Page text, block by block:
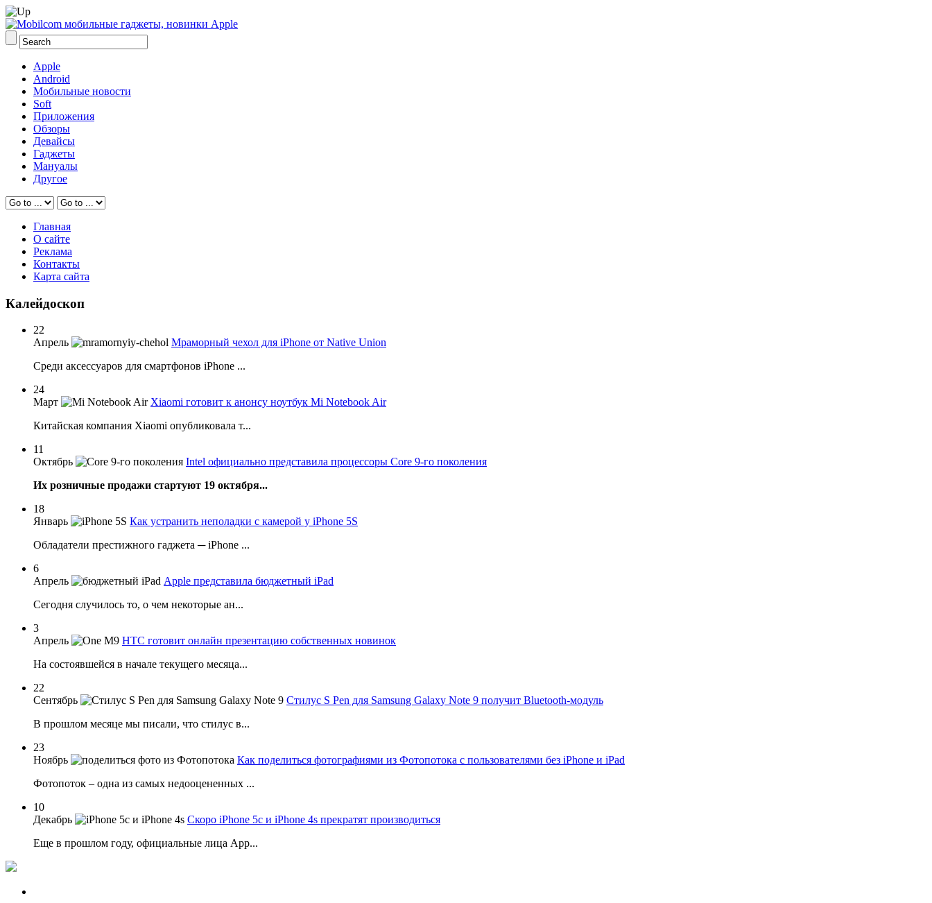
Apple
Android
Мобильные новости
Soft
Приложения
Обзоры
Девайсы
Гаджеты
Мануалы
Другое
Главная
О сайте
Реклама
Контакты
Карта сайта
Калейдоскоп
22
Апрель
Мраморный чехол для iPhone от Native Union
Среди аксессуаров для смартфонов iPhone ...
24
Март
Xiaomi готовит к анонсу ноутбук Mi Notebook Air
Китайская компания Xiaomi опубликовала т...
11
Октябрь
Intel официально представила процессоры Core 9-го поколения
Их розничные продажи стартуют 19 октября...
18
Январь
Как устранить неполадки с камерой у iPhone 5S
Обладатели престижного гаджета ─ iPhone ...
6
Апрель
Apple представила бюджетный iPad
Сегодня случилось то, о чем некоторые ан...
3
Апрель
HTC готовит онлайн презентацию собственных новинок
На состоявшейся в начале текущего месяца...
22
Сентябрь
Стилус S Pen для Samsung Galaxy Note 9 получит Bluetooth-модуль
В прошлом месяце мы писали, что стилус в...
23
Ноябрь
Как поделиться фотографиями из Фотопотока с пользователями без iPhone и iPad
Фотопоток – одна из самых недооцененных ...
10
Декабрь
Скоро iPhone 5c и iPhone 4s прекратят производиться
Еще в прошлом году, официальные лица App...